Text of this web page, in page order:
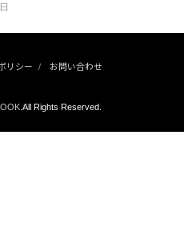
リシー お問い合わせ
.All Rights Reserved.